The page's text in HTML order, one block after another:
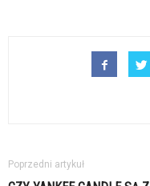
Poprzedni artykuł